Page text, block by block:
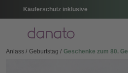
Käuferschutz inklusive
Menü
Anlass Geburtstag Geschenke zum 80.